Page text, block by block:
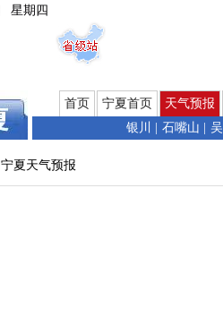
星期四
首页 宁夏首页
天气预报
银川
石嘴山
宁夏天气预报